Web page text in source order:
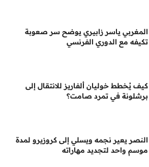
المغربي ياسر زابيري يوضح سر صعوبة
تكيفه مع الدوري الفرنسي
كيف يُخطط خوليان ألفاريز للانتقال إلى
برشلونة في تمرد صامت؟
النصر يعير نجمه ويسلي إلى كروزيرو لمدة
موسم واحد لتجديد مهاراته